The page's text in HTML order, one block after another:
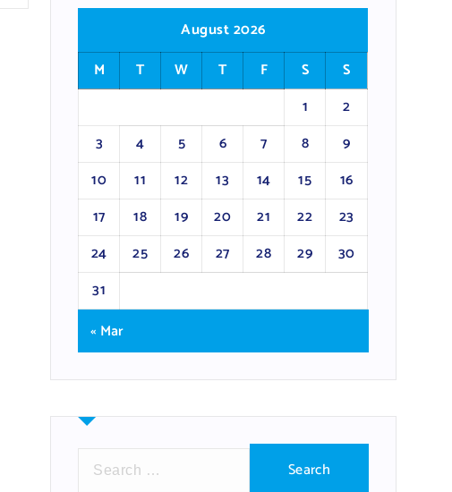
August 2026
M
T W T F S
S
1
2
3
4 5 6 7 8
9
10
11 12 13 14 15
16
17
18 19 20 21 22
23
24
25 26 27 28 29
30
31
« Mar